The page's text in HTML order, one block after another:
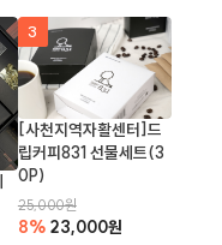
3
[사천지역자활센터]드
립커피831 선물세트(3
0P)
25,000원
8% 23,000원